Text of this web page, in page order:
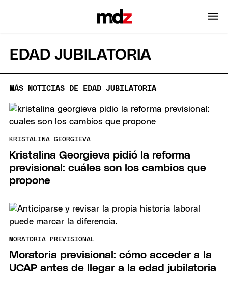
EDAD JUBILATORIA
MÁS NOTICIAS DE EDAD JUBILATORIA
KRISTALINA GEORGIEVA
Kristalina Georgieva pidió la reforma
previsional: cuáles son los cambios que
propone
MORATORIA PREVISIONAL
Moratoria previsional: cómo acceder a la
UCAP antes de llegar a la edad jubilatoria